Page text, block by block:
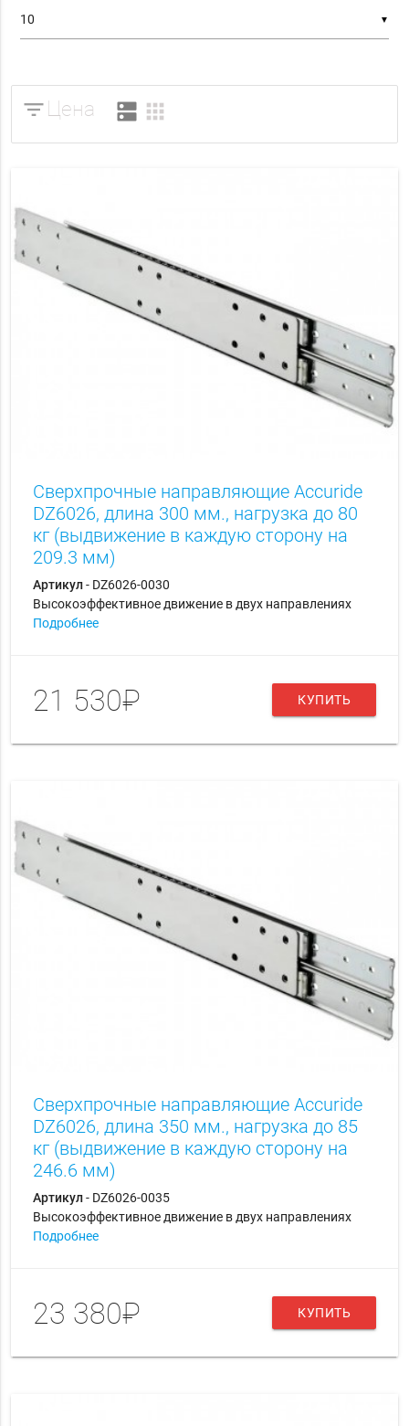
▼
filter_list Цена dns apps
Сверхпрочные направляющие Accuride
DZ6026, длина 300 мм., нагрузка до 80
кг (выдвижение в каждую сторону на
209.3 мм)
Артикул- DZ6026-0030
Высокоэффективное движение в двух направлениях
Подробнее
21 530₽ КУПИТЬ
Сверхпрочные направляющие Accuride
DZ6026, длина 350 мм., нагрузка до 85
кг (выдвижение в каждую сторону на
246.6 мм)
Артикул- DZ6026-0035
Высокоэффективное движение в двух направлениях
Подробнее
23 380₽ КУПИТЬ